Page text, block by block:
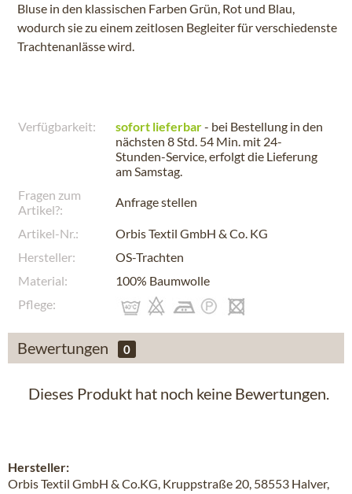
Bluse in den klassischen Farben Grün, Rot und Blau,
wodurch sie zu einem zeitlosen Begleiter für verschiedenste
Trachtenanlässe wird.
Verfügbarkeit: sofort lieferbar- bei Bestellung in den
nächsten 8 Std. 54 Min. mit 24-
Stunden-Service, erfolgt die Lieferung
amSamstag.
Fragen zum
Artikel?:
Anfrage stellen
Artikel-Nr.:
Orbis Textil GmbH & Co. KG
Hersteller:
OS-Trachten
Material:
100% Baumwolle
Pflege:
Bewertungen 0
Dieses Produkt hat noch keine Bewertungen.
Hersteller:
Orbis Textil GmbH & Co.KG, Kruppstraße 20, 58553 Halver,